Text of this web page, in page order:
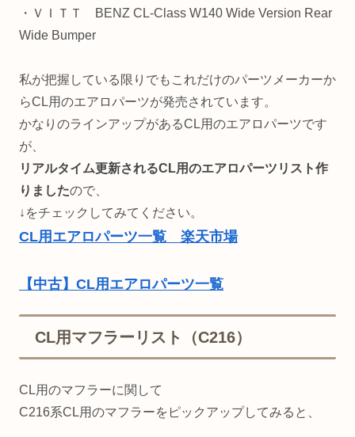
・ＶＩＴＴ BENZ CL-Class W140 Wide Version Rear
Wide Bumper
私が把握している限りでもこれだけのパーツメーカーか
らCL用のエアロパーツが発売されています。
かなりのラインアップがあるCL用のエアロパーツです
が、
リアルタイム更新されるCL用のエアロパーツリスト作
りましたので、
↓をチェックしてみてください。
CL用エアロパーツ一覧 楽天市場
【中古】CL用エアロパーツ一覧
CL用マフラーリスト（C216）
CL用のマフラーに関して
C216系CL用のマフラーをピックアップしてみると、